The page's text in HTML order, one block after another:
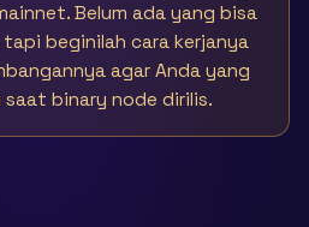
Belum ada yang bisa
beginilah cara kerjanya
agar Anda yang
binary node dirilis.